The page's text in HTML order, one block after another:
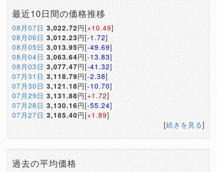
最近10日間の価格推移
08月07日 3,022.72円[+10.49]
08月06日 3,012.23円[-1.72]
08月05日 3,013.95円[-49.69]
08月04日 3,063.64円[-13.83]
08月03日 3,077.47円[-41.32]
07月31日 3,118.79円[-2.38]
07月30日 3,121.18円[-10.70]
07月29日 3,131.88円[+1.72]
07月28日 3,130.16円[-55.24]
07月27日 3,185.40円[+1.89]
[続きを見る]
過去の平均価格